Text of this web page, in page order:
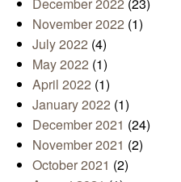
November 2022 (1)
July 2022 (4)
May 2022 (1)
April 2022 (1)
January 2022 (1)
December 2021 (24)
November 2021 (2)
October 2021 (2)